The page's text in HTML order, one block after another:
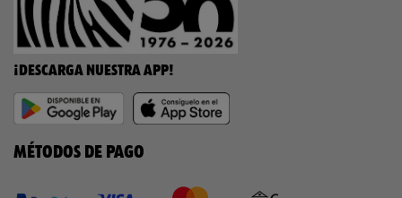
¡DESCARGA NUESTRA APP!
MÉTODOS DE PAGO